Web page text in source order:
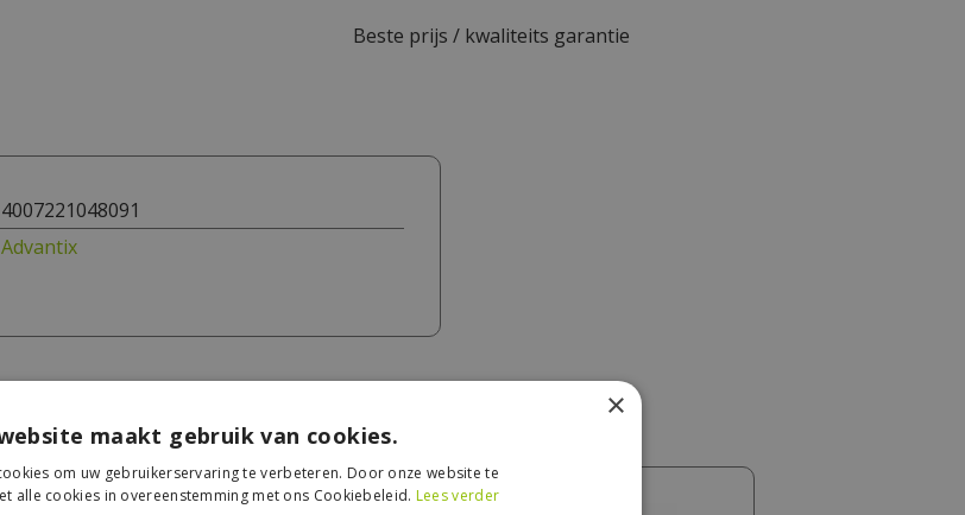
Beste prijs / kwaliteits garantie
4007221048091
Advantix
×
maakt gebruik van cookies.
om uw gebruikerservaring te verbeteren. Door onze website te
alle cookies in overeenstemming met ons Cookiebeleid. Lees verder